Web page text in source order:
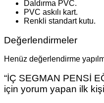
Daldırma PVC.
PVC askılı kart.
Renkli standart kutu.
Değerlendirmeler
Henüz değerlendirme
“İÇ SEGMAN PENSİ
için yorum yapan ilk